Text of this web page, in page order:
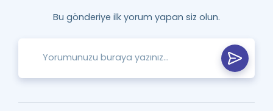
Bu gönderiye ilk yorum yapan siz olun.